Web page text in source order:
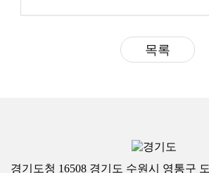
목록
경기도청 16508 경기도 수원시 영통구